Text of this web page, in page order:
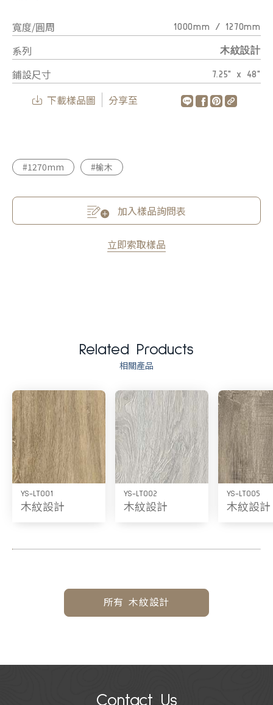
寬度/圓周 1000mm / 1270mm
系列 木紋設計
鋪設尺寸 7.25" x 48"
下載樣品圖 分享至
#1270mm #榆木
加入樣品詢問表
立即索取樣品
Related Products
相關產品
YS-LT001
木紋設計
YS-LT002
木紋設計
YS-LT005
木紋設計
所有 木紋設計
Contact Us